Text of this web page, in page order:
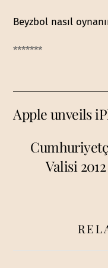
Beyzbol nasıl
*******
Apple unveils
Valisi